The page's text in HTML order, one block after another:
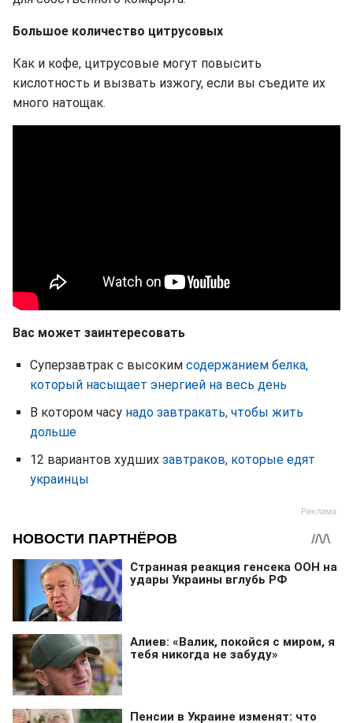
Большое количество цитрусовых
Как и кофе, цитрусовые могут повысить
кислотность и вызвать изжогу, если вы съедите их
много натощак.
Вас может заинтересовать
Суперзавтрак с высоким содержанием белка,
который насыщает энергией на весь день
В котором часу надо завтракать, чтобы жить
дольше
12 вариантов худших завтраков, которые едят
украинцы